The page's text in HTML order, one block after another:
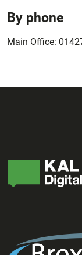
By phone
Main Office: